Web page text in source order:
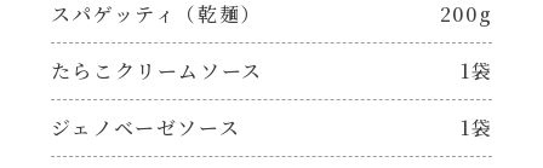
だしまろ麺
焼肉のたれ 二代目
やみつききゃべつの塩たれ
スパゲッティ（乾麺） 200g
たらこクリームソース 1袋
ジェノベーゼソース 1袋